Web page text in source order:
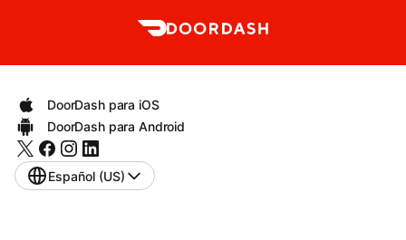
DoorDash para iOS
DoorDash para Android
Español (US)